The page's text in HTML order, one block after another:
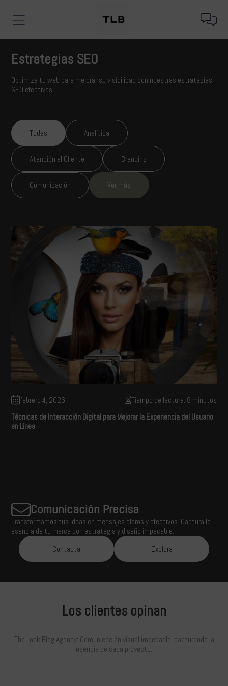
Estrategias SEO
Optimiza tu web para mejorar su visibilidad con nuestras estrategias
SEO efectivas.
Todas Analítica
Atención al Cliente Branding
Comunicación Ver más
febrero 4, 2026
Tiempo de lectura: 8 minutos
Técnicas de Interacción Digital para Mejorar la Experiencia del Usuario
en Línea
Comunicación Precisa
Transformamos tus ideas en mensajes claros y efectivos. Captura la
esencia de tu marca con estrategia y diseño impecable.
Contacta
Explora
Los clientes opinan
The Look Blog Agency: Comunicación visual impecable, capturando la
esencia de cada proyecto.